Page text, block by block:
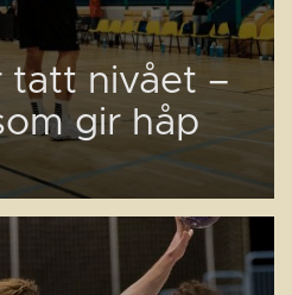
tatt nivået –
gir håp